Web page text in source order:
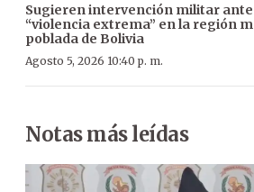
Sugieren intervención militar ante
“violencia extrema” en la región
poblada de Bolivia
Agosto 5, 2026 10:40 p. m.
Notas más leídas